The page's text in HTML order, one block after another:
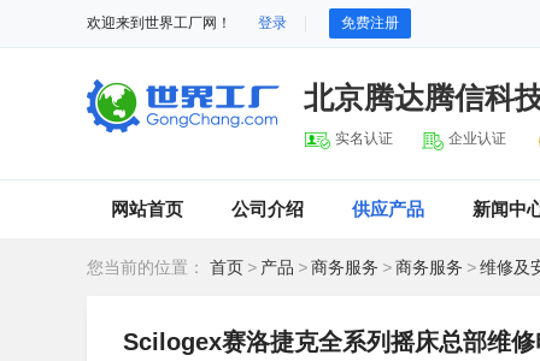
欢迎来到世界工厂网！ 登录 免费注册
北京腾达腾信科
实名认证 企业认证
网站首页 公司介绍 供应产品 新闻中
您当前的位置： 首页 > 产品 >商务服务 >商务服务 >维修及
Scilogex赛洛捷克全系列摇床总部维修